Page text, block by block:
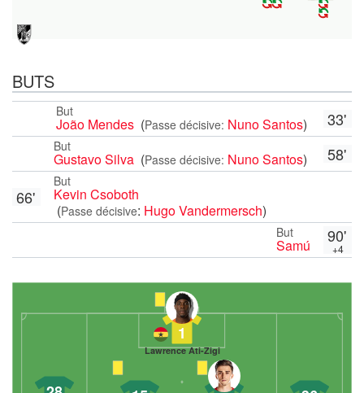
BUTS
33'
But
João Mendes (Passe décisive: Nuno Santos)
58'
But
Gustavo Silva (Passe décisive: Nuno Santos)
But
Kevin Csoboth
(Passe décisive: Hugo Vandermersch)
66'
90'
+4
But
Samú
1
Lawrence Ati-Zigi